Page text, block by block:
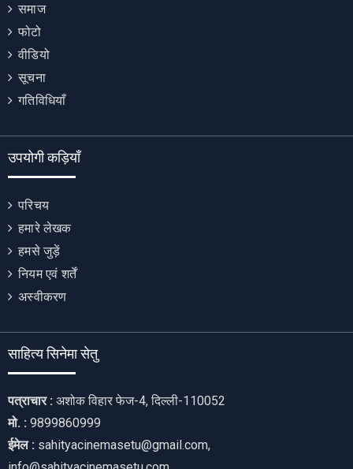
समाज
फोटो
वीडियो
सूचना
गतिविधियाँ
उपयोगी कड़ियाँ
परिचय
हमारे लेखक
हमसे जुड़ें
नियम एवं शर्तें
अस्वीकरण
साहित्य सिनेमा सेतु
पत्राचार : अशोक विहार फेज-4, दिल्ली-110052
मो. : 9899860999
ईमेल : sahityacinemasetu@gmail.com,